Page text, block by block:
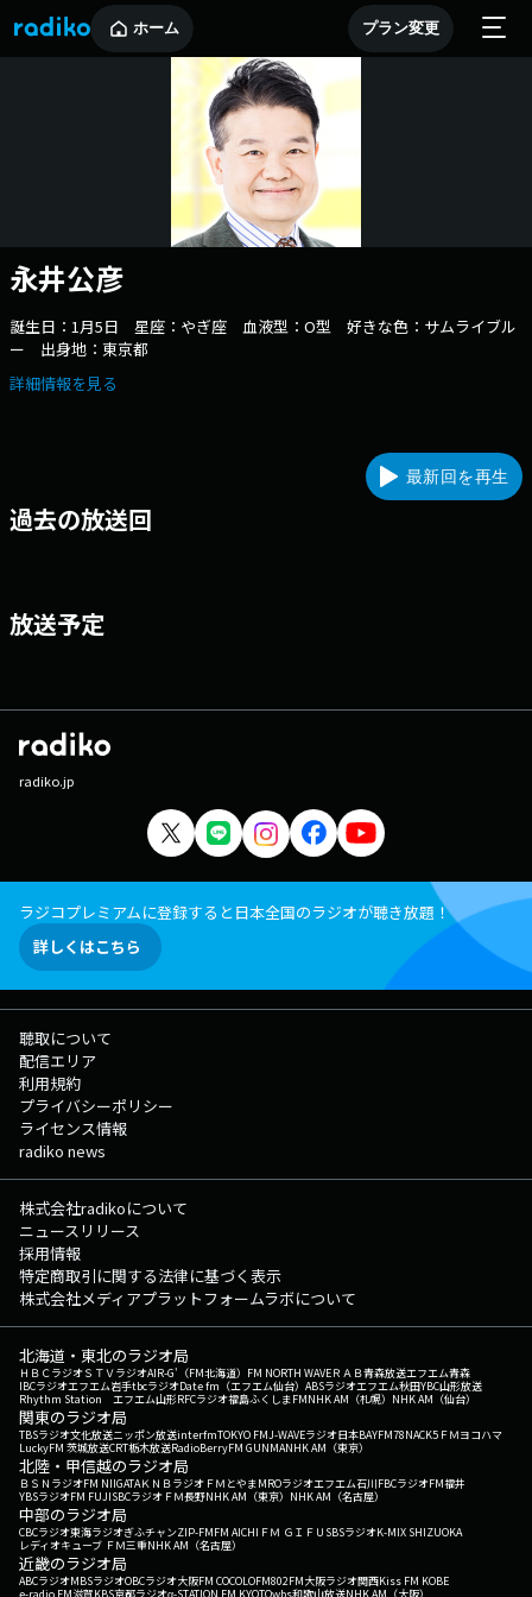
ホーム プラン変更
永井公彦
誕生日：1月5日 星座：やぎ座 血液型：O型 好きな色：サムライブル
ー 出身地：東京都
詳細情報を見る
最新回を再生
過去の放送回
放送予定
radiko.jp
ラジコプレミアムに登録すると日本全国のラジオが聴き放題！
詳しくはこちら
聴取について
配信エリア
利用規約
プライバシーポリシー
ライセンス情報
radiko news
株式会社radikoについて
ニュースリリース
採用情報
特定商取引に関する法律に基づく表示
株式会社メディアプラットフォームラボについて
北海道・東北のラジオ局
ＨＢＣラジオＳＴＶラジオAIR-G'（FM北海道） FM NORTH WAVEＲＡＢ青森放送エフエム青森
IBCラジオエフエム岩手tbcラジオDate fm（エフエム仙台） ABSラジオエフエム秋田YBC山形放送
Rhythm Station エフエム山形RFCラジオ福島ふくしまFMNHK AM（札幌） NHK AM（仙台）
関東のラジオ局
TBSラジオ文化放送ニッポン放送interfmTOKYO FMJ-WAVEラジオ日本BAYFM78NACK5 ＦＭヨコハマ
LuckyFM 茨城放送CRT栃木放送RadioBerryFM GUNMANHK AM（東京）
北陸・甲信越のラジオ局
ＢＳＮラジオFM NIIGATAＫＮＢラジオ ＦＭとやまMROラジオエフエム石川FBCラジオFM福井
YBSラジオFM FUJISBCラジオ ＦＭ長野NHK AM（東京） NHK AM（名古屋）
中部のラジオ局
CBCラジオ東海ラジオぎふチャンZIP-FMFM AICHI ＦＭ ＧＩＦＵ SBSラジオK-MIX SHIZUOKA
レディオキューブ ＦＭ三重NHK AM（名古屋）
近畿のラジオ局
ABCラジオMBSラジオOBCラジオ大阪FM COCOLOFM802FM大阪ラジオ関西Kiss FM KOBE